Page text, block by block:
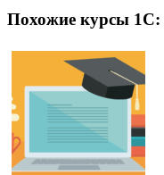
Похожие курсы 1С: